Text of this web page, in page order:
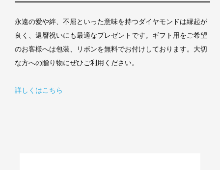
永遠の愛や絆、不屈といった意味を持つダイヤモンドは縁起が
良く、還暦祝いにも最適なプレゼントです。ギフト用をご希望
のお客様へは包装、リボンを無料でお付けしております。大切
な方への贈り物にぜひご利用ください。
詳しくはこちら